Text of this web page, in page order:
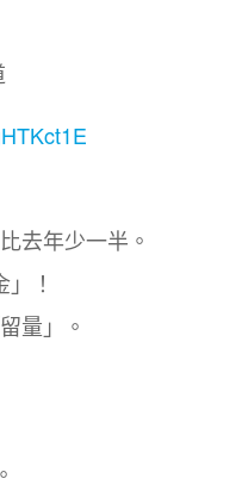
去年少一半。
！
量」。